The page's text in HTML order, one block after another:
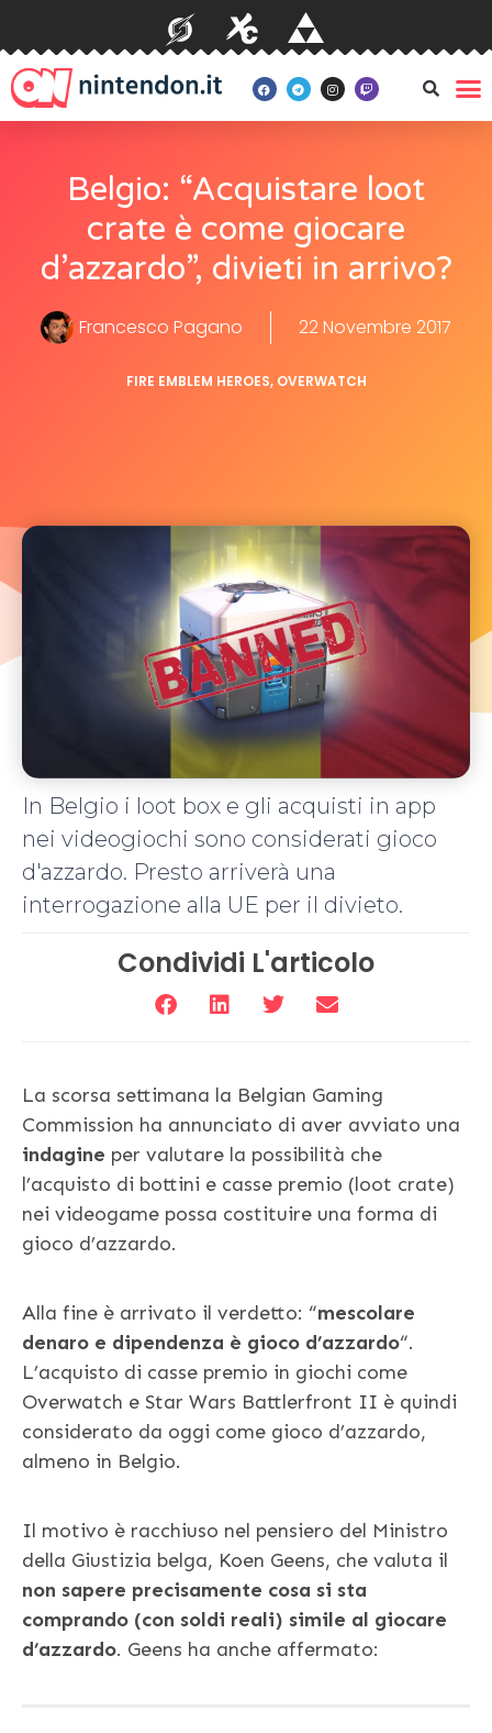
Belgio: “Acquistare loot
crate è come giocare
d’azzardo”, divieti in arrivo?
Francesco Pagano 22 Novembre 2017
FIRE EMBLEM HEROES, OVERWATCH
In Belgio i loot box e gli acquisti in app
nei videogiochi sono considerati gioco
d'azzardo. Presto arriverà una
interrogazione alla UE per il divieto.
Condividi L'articolo
La scorsa settimana la Belgian Gaming
Commission ha annunciato di aver avviato una
indagine per valutare la possibilità che
l’acquisto di bottini e casse premio (loot crate)
nei videogame possa costituire una forma di
gioco d’azzardo.
Alla fine è arrivato il verdetto: “mescolare
denaro e dipendenza è gioco d’azzardo“.
L’acquisto di casse premio in giochi come
Overwatch e Star Wars Battlerfront II è quindi
considerato da oggi come gioco d’azzardo,
almeno in Belgio.
Il motivo è racchiuso nel pensiero del Ministro
della Giustizia belga, Koen Geens, che valuta il
non sapere precisamente cosa si sta
comprando (con soldi reali) simile al giocare
d’azzardo. Geens ha anche affermato: